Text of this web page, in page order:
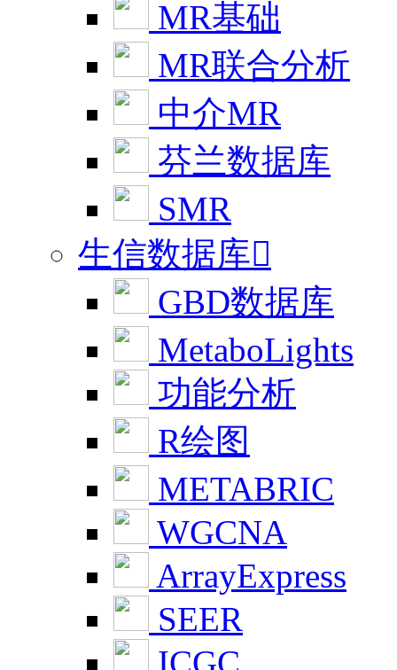
MR基础
MR联合分析
中介MR
芬兰数据库
SMR
生信数据库
GBD数据库
MetaboLights
功能分析
R绘图
METABRIC
WGCNA
ArrayExpress
SEER